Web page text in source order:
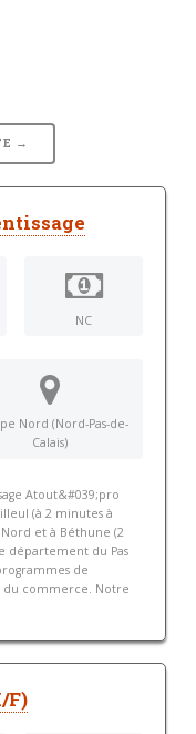
→
NC
Nord (Nord-Pas-de-
Calais)
Atout&#039;pro
(à 2 minutes à
et à Béthune (2
département du Pas
de
commerce. Notre
F)